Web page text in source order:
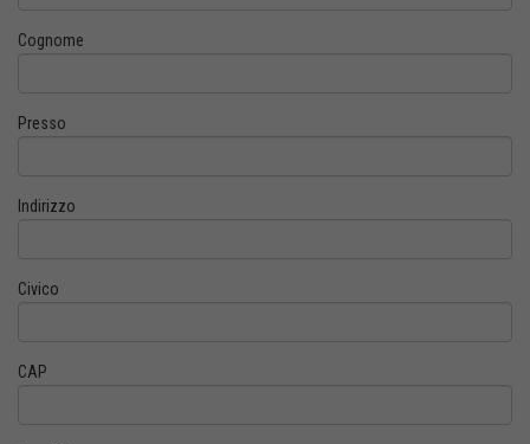
Cognome
Presso
Indirizzo
Civico
CAP